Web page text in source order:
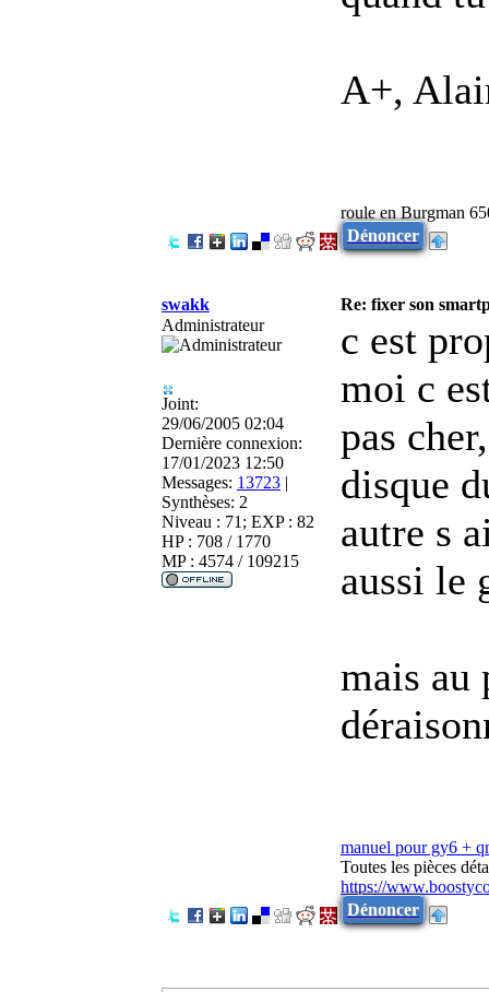
A+,
roule en Burgman
Dénoncer
swakk
Re: fixer son
Administrateur
Joint:
29/06/2005 02:04
Dernière connexion:
17/01/2023 12:50
Messages: 13723 |
Synthèses: 2
Niveau : 71; EXP : 82
HP : 708 / 1770
MP : 4574 / 109215
c est
moi c
pas
disque
autre s
aussi le
mais au
manuel pour gy6 +
Toutes les pièces
https://
Dénoncer